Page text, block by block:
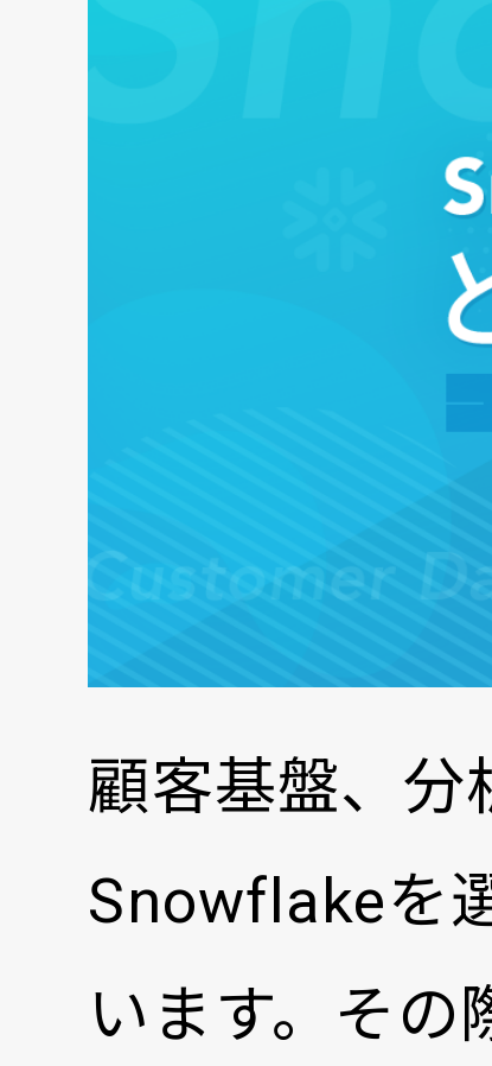
顧客基盤、分
Snowflakeを
います。その